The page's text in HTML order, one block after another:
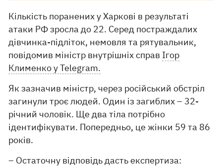
Кількість поранених у Харкові в результаті
атаки РФ зросла до 22. Серед постраждалих
дівчинка-підліток, немовля та рятувальник,
повідомив міністр внутрішніх справ Ігор
Клименко у Telegram.
Як зазначив міністр, через російський обстріл
загинули троє людей. Один із загиблих – 32-
річний чоловік. Ще два тіла потрібно
ідентифікувати. Попередньо, це жінки 59 та 86
років.
– Остаточну відповідь дасть експертиза: